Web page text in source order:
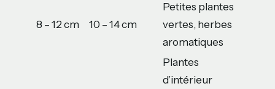
8 – 12 cm 10 – 14 cm
Petites plantes
vertes, herbes
aromatiques
Plantes
d’intérieur